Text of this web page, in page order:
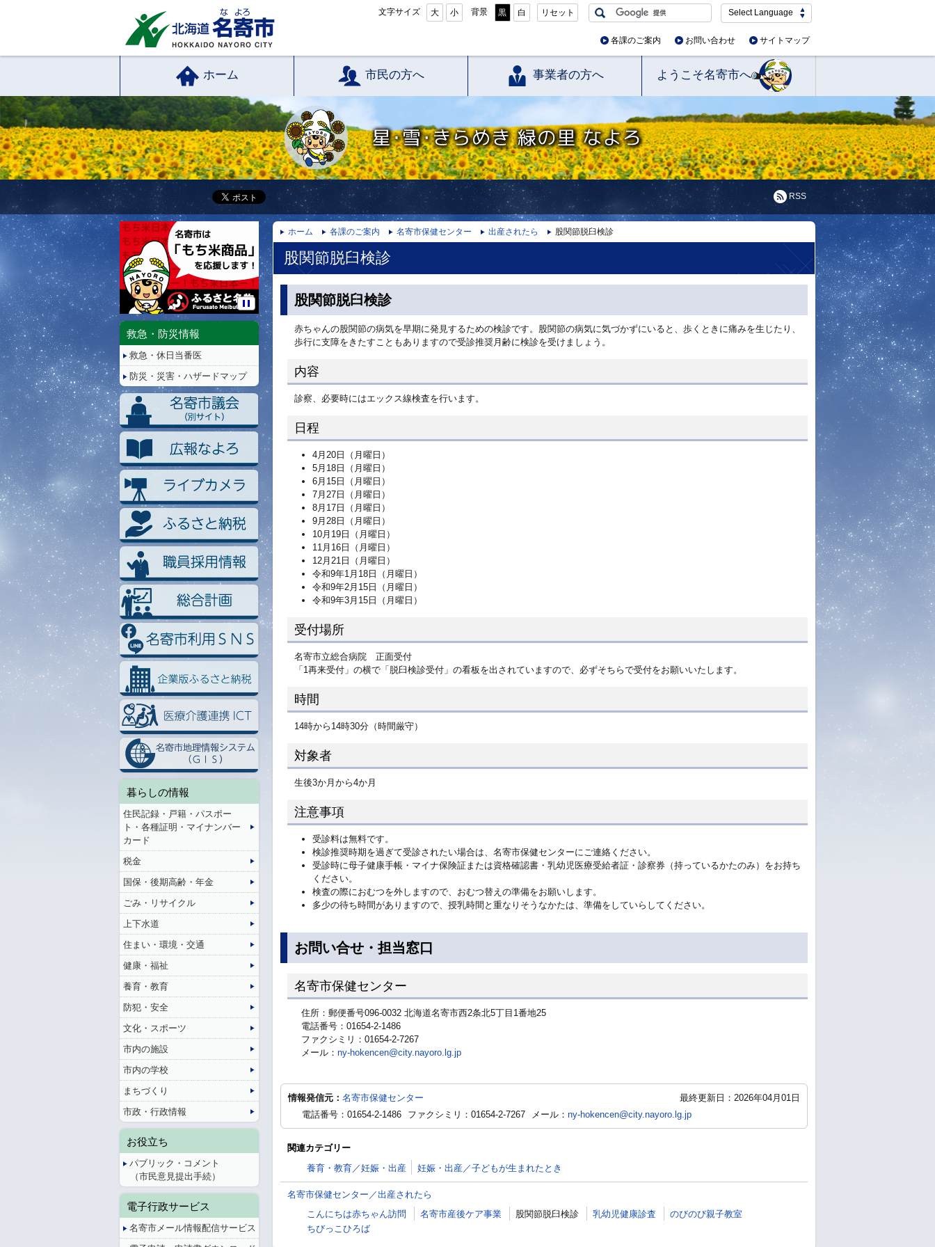
文字サイズ 大 小 背景 黒 白 リセット Select Language
各課のご案内 お問い合わせ サイトマップ
ホーム 市民の方へ 事業者の方へ ようこそ名寄市へ
星・雪・きらめき 緑の里 なよろ
RSS
ホーム 各課のご案内 名寄市保健センター 出産されたら 股関節脱臼検診
股関節脱臼検診
股関節脱臼検診
赤ちゃんの股関節の病気を早期に発見するための検診です。股関節の病気に気づかずにいると、歩くときに痛みを生じたり、
歩行に支障をきたすこともありますので受診推奨月齢に検診を受けましょう。
内容
診察、必要時にはエックス線検査を行います。
日程
4月20日（月曜日）
5月18日（月曜日）
6月15日（月曜日）
7月27日（月曜日）
8月17日（月曜日）
9月28日（月曜日）
10月19日（月曜日）
11月16日（月曜日）
12月21日（月曜日）
令和9年1月18日（月曜日）
令和9年2月15日（月曜日）
令和9年3月15日（月曜日）
受付場所
名寄市立総合病院 正面受付
「1再来受付」の横で「脱臼検診受付」の看板を出されていますので、必ずそちらで受付をお願いいたします。
時間
14時から14時30分（時間厳守）
対象者
生後3か月から4か月
注意事項
受診料は無料です。
検診推奨時期を過ぎて受診されたい場合は、名寄市保健センターにご連絡ください。
受診時に母子健康手帳・マイナ保険証または資格確認書・乳幼児医療受給者証・診察券（持っているかたのみ）をお持ち
ください。
検査の際におむつを外しますので、おむつ替えの準備をお願いします。
多少の待ち時間がありますので、授乳時間と重なりそうなかたは、準備をしていらしてください。
お問い合せ・担当窓口
名寄市保健センター
住所：郵便番号096-0032 北海道名寄市西2条北5丁目1番地25
電話番号：01654-2-1486
ファクシミリ：01654-2-7267
メール： ny-hokencen@city.nayoro.lg.jp
最終更新日：2026年04月01日
情報発信元： 名寄市保健センター
電話番号：01654-2-1486
ファクシミリ：01654-2-7267 メール： ny-hokencen@city.nayoro.lg.jp
関連カテゴリー
養育・教育／妊娠・出産
妊娠・出産／子どもが生まれたとき
名寄市保健センター／出産されたら
こんにちは赤ちゃん訪問
名寄市産後ケア事業 股関節脱臼検診 乳幼児健康診査
のびのび親子教室
ちびっこひろば
停
再
救急・防災情報
救急・休日当番医
防災・災害・ハザードマップ
暮らしの情報
住民記録・戸籍・パスポー
ト・各種証明・マイナンバー
カード
税金
国保・後期高齢・年金
ごみ・リサイクル
上下水道
住まい・環境・交通
健康・福祉
養育・教育
防犯・安全
文化・スポーツ
市内の施設
市内の学校
まちづくり
市政・行政情報
お役立ち
パブリック・コメント
（市民意見提出手続）
電子行政サービス
名寄市メール情報配信サービス